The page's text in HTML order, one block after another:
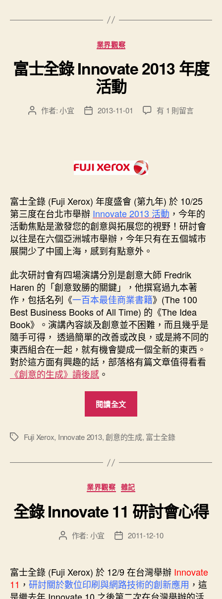
分
類
業界觀察
富士全錄 Innovate 2013 年度
活動
文 作者:小宜
文
期
2013-11-01
在
度
活
動〉
中
有 1 則留言
富士全錄 (Fuji Xerox) 年度盛會 (第九年) 於 10/25
第三度在台北市舉辦 Innovate 2013 活動 ，今年的
活動焦點是激發您的創意與拓展您的視野！研討會
以往是在六個亞洲城市舉辦，今年只有在五個城市
展開少了中國上海，感到有點意外。
此次研討會有四場演講分別是創意大師 Fredrik
Haren 的「創意致勝的關鍵」，他撰寫過九本著
作，包括名列《一百本最佳商業書籍》(The 100
Best Business Books of All Time) 的《The Idea
Book》。演講內容談及創意並不困難，而且幾乎是
隨手可得， 透過簡單的改善或改良，或是將不同的
東西組合在一起，就有機會變成一個全新的東西。
對於這方面有興趣的話，部落格有篇文章值得看看
《創意的生成》讀後感 。
閱讀全文
錄
2013
活
動”
標
Fuji Xerox, Innovate 2013,創意的生成, 富士全錄
分
類
業界觀察 雜記
全錄 Innovate 11 研討會心得
文
者
作者: 小宜
文
佈
日
期
2011-12-10
富士全錄 (Fuji Xerox) 於 12/9 在台灣舉辦 Innovate
11 ， 研討關於數位印刷與網路技術的創新應用 ，這
是繼去年 Innovate 10 之後第二次在台灣舉辦的活